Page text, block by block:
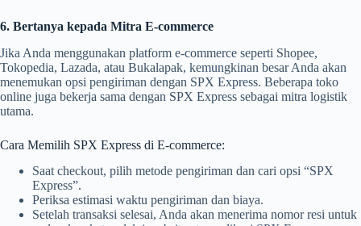
6. Bertanya kepada Mitra E-commerce
Jika Anda menggunakan platform e-commerce seperti Shopee,
Tokopedia, Lazada, atau Bukalapak, kemungkinan besar Anda akan
menemukan opsi pengiriman dengan SPX Express. Beberapa toko
online juga bekerja sama dengan SPX Express sebagai mitra logistik
utama.
Cara Memilih SPX Express di E-commerce:
Saat checkout, pilih metode pengiriman dan cari opsi “SPX
Express”.
Periksa estimasi waktu pengiriman dan biaya.
Setelah transaksi selesai, Anda akan menerima nomor resi untuk